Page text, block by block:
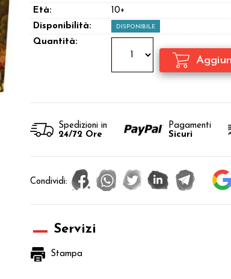
Età:
10+
Disponibilità:
DISPONIBILE
Quantità:
Spedizioni in
24/72 Ore
Pagamenti
Sicuri
Condividi:
Servizi
Stampa